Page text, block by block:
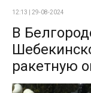
12:13 | 29-08-2024
В
ракетную